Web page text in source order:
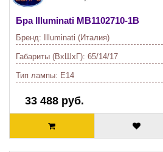
Бра Illuminati MB1102710-1B
Бренд: Illuminati (Италия)
Габариты (ВхШхГ): 65/14/17
Тип лампы: E14
33 488 руб.